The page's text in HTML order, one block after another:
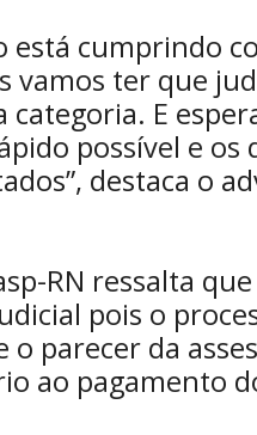
está cumprindo
vamos ter que
E
possível e os
destaca o
RN ressalta
pois o
parecer da
ao pagamento